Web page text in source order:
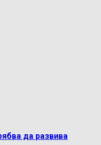
да развива